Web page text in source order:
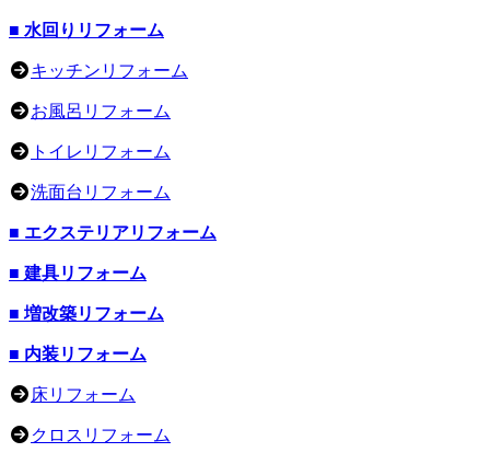
■ 水回りリフォーム
キッチンリフォーム
お風呂リフォーム
トイレリフォーム
洗面台リフォーム
■ エクステリアリフォーム
■ 建具リフォーム
■ 増改築リフォーム
■ 内装リフォーム
床リフォーム
クロスリフォーム